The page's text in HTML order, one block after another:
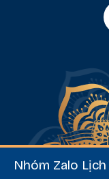
Nhóm Zalo